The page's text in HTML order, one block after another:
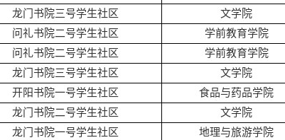
龙门书院三号学生社区 文学院
问礼书院二号学生社区 学前教育学院
问礼书院二号学生社区 学前教育学院
龙门书院三号学生社区 文学院
开阳书院一号学生社区 食品与药品学院
龙门书院二号学生社区 文学院
龙门书院一号学生社区 地理与旅游学院